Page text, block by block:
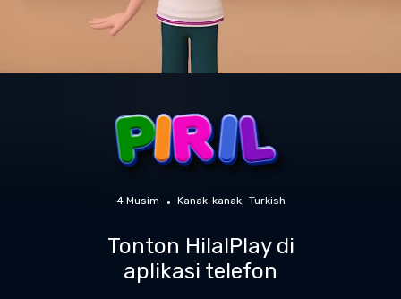
4 Musim Kanak-kanak Turkish
Tonton HilalPlay di
aplikasi telefon